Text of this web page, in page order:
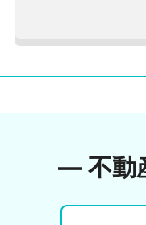
― 不動